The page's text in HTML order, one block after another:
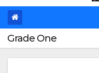
Grade One